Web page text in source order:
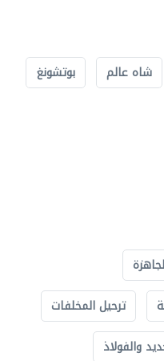
شاه عالم بوتشونغ
ترحيل المخلفات
والفولاذ